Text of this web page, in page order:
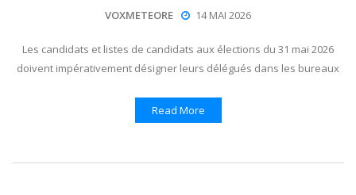
VOXMETEORE 14 MAI 2026
Les candidats et listes de candidats aux élections du 31 mai 2026
doivent impérativement désigner leurs délégués dans les bureaux
Read More